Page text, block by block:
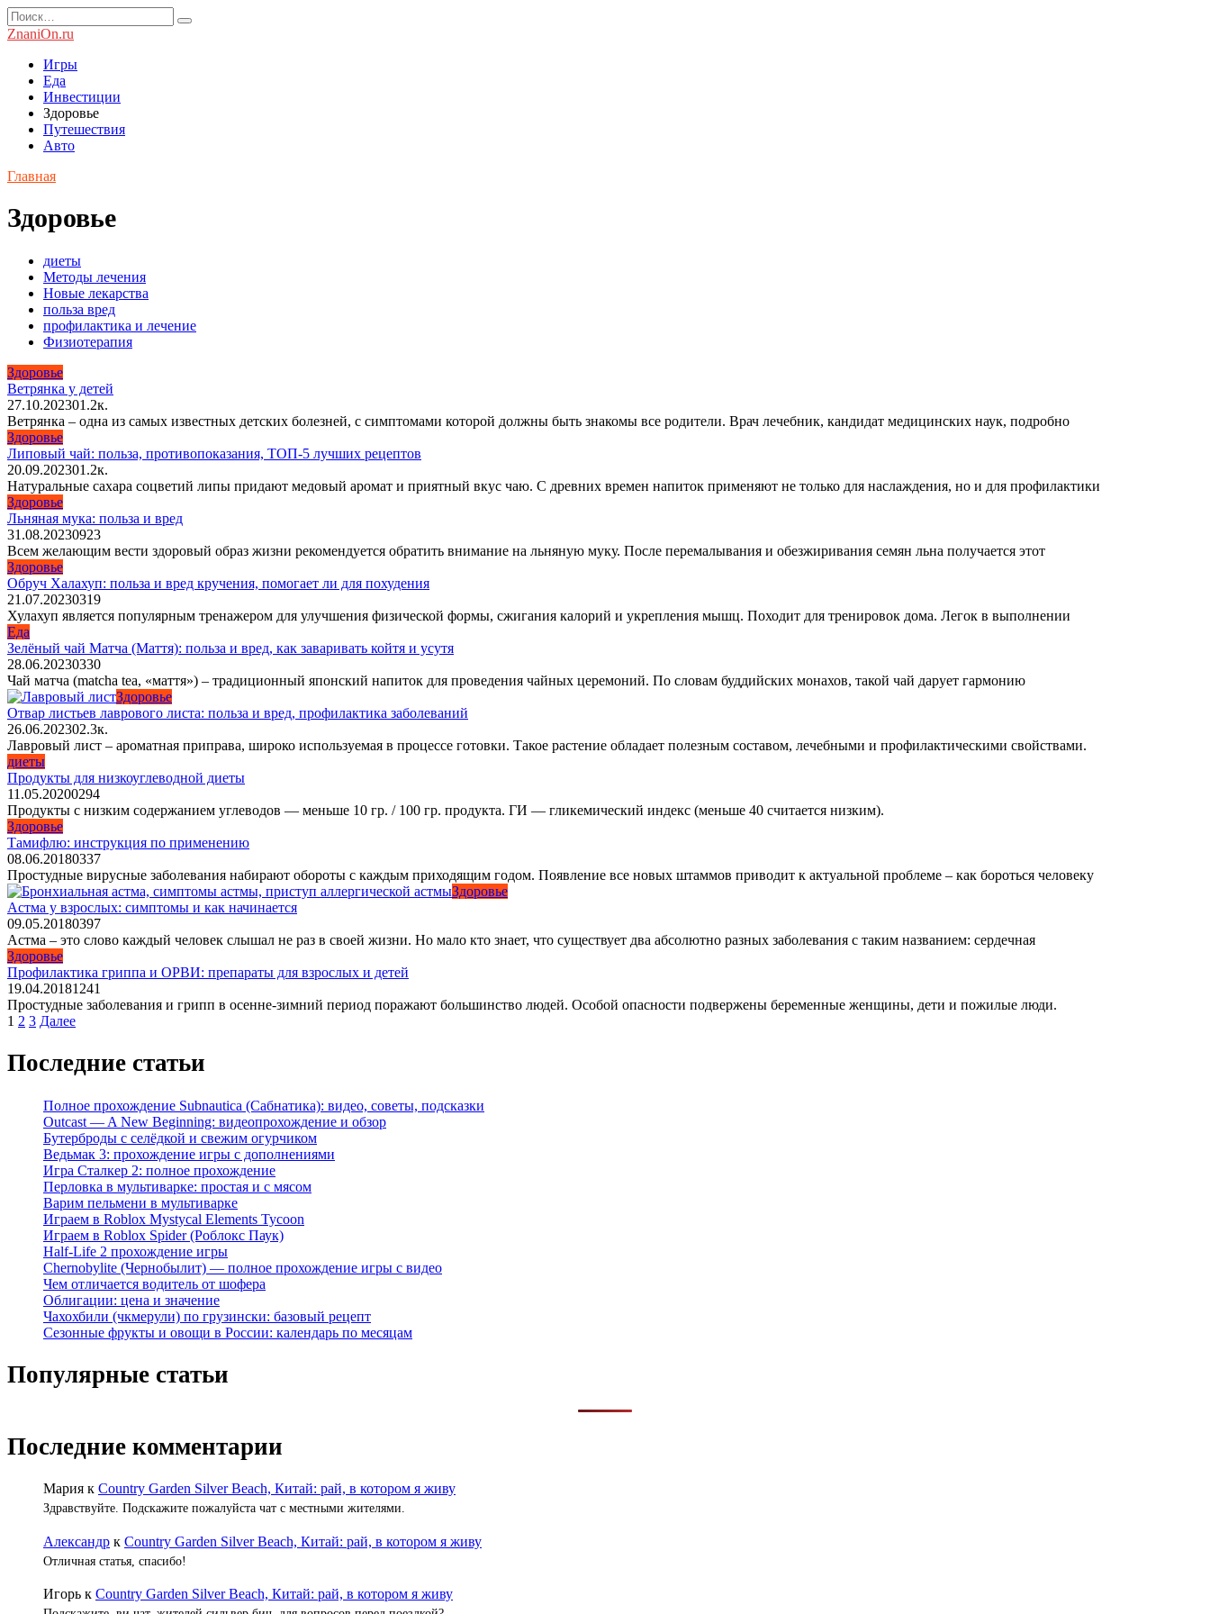
Перейти
к
Search
for:
ZnaniOn.ru
Игры
Еда
Инвестиции
Здоровье
Путешествия
Авто
Главная
Здоровье
диеты
Методы лечения
Новые лекарства
польза вред
профилактика и лечение
Физиотерапия
Здоровье
Ветрянка у детей
27.10.202301.2к.
Ветрянка – одна из самых известных детских болезней, с симптомами которой должны быть знакомы все родители. Врач лечебник, кандидат медицинских наук, подробно
Здоровье
Липовый чай: польза, противопоказания, ТОП-5 лучших рецептов
20.09.202301.2к.
Натуральные сахара соцветий липы придают медовый аромат и приятный вкус чаю. С древних времен напиток применяют не только для наслаждения, но и для профилактики
Здоровье
Льняная мука: польза и вред
31.08.20230923
Всем желающим вести здоровый образ жизни рекомендуется обратить внимание на льняную муку. После перемалывания и обезжиривания семян льна получается этот
Здоровье
Обруч Халахуп: польза и вред кручения, помогает ли для похудения
21.07.20230319
Хулахуп является популярным тренажером для улучшения физической формы, сжигания калорий и укрепления мышц. Походит для тренировок дома. Легок в выполнении
Еда
Зелёный чай Матча (Маття): польза и вред, как заваривать койтя и усутя
28.06.20230330
Чай матча (matcha tea, «маття») – традиционный японский напиток для проведения чайных церемоний. По словам буддийских монахов, такой чай дарует гармонию
Здоровье
Отвар листьев лаврового листа: польза и вред, профилактика заболеваний
26.06.202302.3к.
Лавровый лист – ароматная приправа, широко используемая в процессе готовки. Такое растение обладает полезным составом, лечебными и профилактическими свойствами.
диеты
Продукты для низкоуглеводной диеты
11.05.20200294
Продукты с низким содержанием углеводов — меньше 10 гр. / 100 гр. продукта. ГИ — гликемический индекс (меньше 40 считается низким).
Здоровье
Тамифлю: инструкция по применению
08.06.20180337
Простудные вирусные заболевания набирают обороты с каждым приходящим годом. Появление все новых штаммов приводит к актуальной проблеме – как бороться человеку
Здоровье
Астма у взрослых: симптомы и как начинается
09.05.20180397
Астма – это слово каждый человек слышал не раз в своей жизни. Но мало кто знает, что существует два абсолютно разных заболевания с таким названием: сердечная
Здоровье
Профилактика гриппа и ОРВИ: препараты для взрослых и детей
19.04.20181 241
Простудные заболевания и грипп в осенне-зимний период поражают большинство людей. Особой опасности подвержены беременные женщины, дети и пожилые люди.
Пагинация
1 2 3 Далее
Последние статьи
Полное прохождение Subnautica (Сабнатика): видео, советы, подсказки
Outcast — A New Beginning: видеопрохождение и обзор
Бутерброды с селёдкой и свежим огурчиком
Ведьмак 3: прохождение игры с дополнениями
Игра Сталкер 2: полное прохождение
Перловка в мультиварке: простая и с мясом
Варим пельмени в мультиварке
Играем в Roblox Mystycal Elements Tycoon
Играем в Roblox Spider (Роблокс Паук)
Half-Life 2 прохождение игры
Chernobylite (Чернобылит) — полное прохождение игры с видео
Чем отличается водитель от шофера
Облигации: цена и значение
Чахохбили (чкмерули) по грузински: базовый рецепт
Cезонные фрукты и овощи в России: календарь по месяцам
Популярные статьи
Последние комментарии
Мария к Country Garden Silver Beach, Китай: рай, в котором я живу
Здравствуйте. Подскажите пожалуйста чат с местными жителями.
Александр к Country Garden Silver Beach, Китай: рай, в котором я живу
Отличная статья, спасибо!
Игорь к Country Garden Silver Beach, Китай: рай, в котором я живу